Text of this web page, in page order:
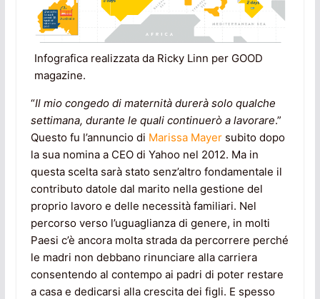
Infografica realizzata da Ricky Linn per GOOD
magazine.
“Il mio congedo di maternità durerà solo qualche
settimana, durante le quali continuerò a lavorare.”
Questo fu l’annuncio di Marissa Mayersubito dopo
la sua nomina a CEO di Yahoo nel 2012. Ma in
questa scelta sarà stato senz’altro fondamentale il
contributo datole dal marito nella gestione del
proprio lavoro e delle necessità familiari. Nel
percorso verso l’uguaglianza di genere, in molti
Paesi c’è ancora molta strada da percorrere perché
le madri non debbano rinunciare alla carriera
consentendo al contempo ai padri di poter restare
a casa e dedicarsi alla crescita dei figli. E spesso